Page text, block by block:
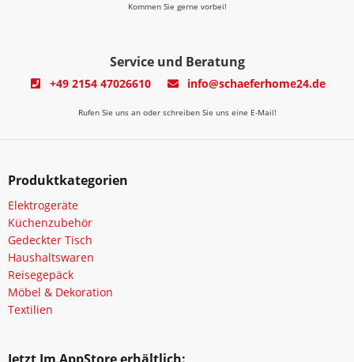
Kommen Sie gerne vorbei!
Service und Beratung
+49 2154 47026610 info@schaeferhome24.de
Rufen Sie uns an oder schreiben Sie uns eine E-Mail!
Produktkategorien
Elektrogeräte
Küchenzubehör
Gedeckter Tisch
Haushaltswaren
Reisegepäck
Möbel & Dekoration
Textilien
Jetzt Im AppStore erhältlich: